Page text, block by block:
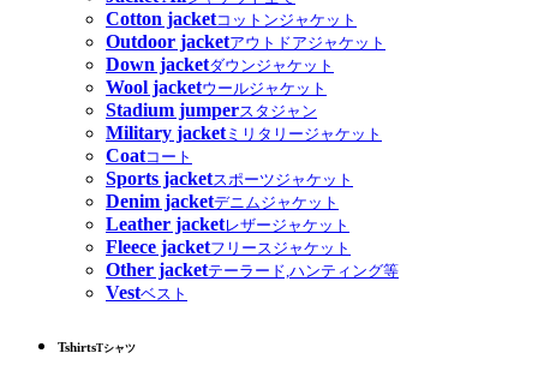
Cotton jacketコットンジャケット
Outdoor jacketアウトドアジャケット
Down jacketダウンジャケット
Wool jacketウールジャケット
Stadium jumperスタジャン
Military jacketミリタリージャケット
Coatコート
Sports jacketスポーツジャケット
Denim jacketデニムジャケット
Leather jacketレザージャケット
Fleece jacketフリースジャケット
Other jacketテーラード,ハンティング等
Vestベスト
TshirtsTシャツ